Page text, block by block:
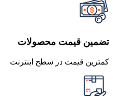
تضمین قیمت محصولات
کمترین قیمت در سطح اینترنت